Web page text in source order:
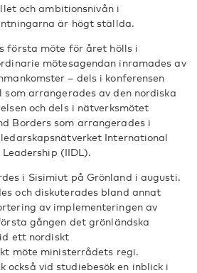
och ambitionsnivån i
är högt ställda.
första möte för året hölls i
mötesagendan inramades av
– dels i konferensen
arrangerades av den nordiska
och dels i nätverksmötet
Borders som arrangerades i
International
(IIDL).
i Sisimiut på Grönland i augusti.
och diskuterades bland annat
av implementeringen av
gången det grönländska
ett nordiskt
möte ministerrådets regi.
också vid studiebesök en inblick i